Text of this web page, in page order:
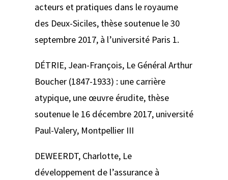
acteurs et pratiques dans le royaume
des Deux-Siciles, thèse soutenue le 30
septembre 2017, à l’université Paris 1.
DÉTRIE, Jean-François, Le Général Arthur
Boucher (1847-1933) : une carrière
atypique, une œuvre érudite, thèse
soutenue le 16 décembre 2017, université
Paul-Valery, Montpellier III
DEWEERDT, Charlotte, Le
développement de l’assurance à